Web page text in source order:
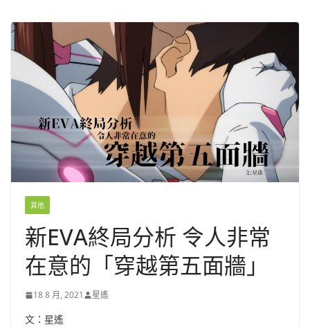
其他
新EVA終局分析 令人非常
在意的「穿越第五面牆」
18 8 月, 2021 星遙
文：星遙